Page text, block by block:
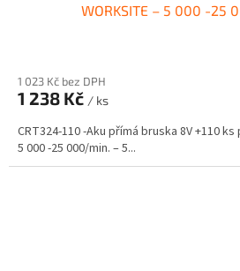
WORKSITE – 5 000 -25
1 023 Kč bez DPH
1 238 Kč / ks
CRT324-110 -Aku přímá bruska 8V +110
5 000 -25 000/min. – 5...